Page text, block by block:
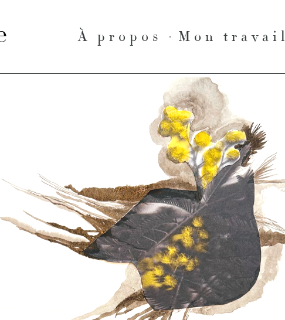
À propos Mon travail